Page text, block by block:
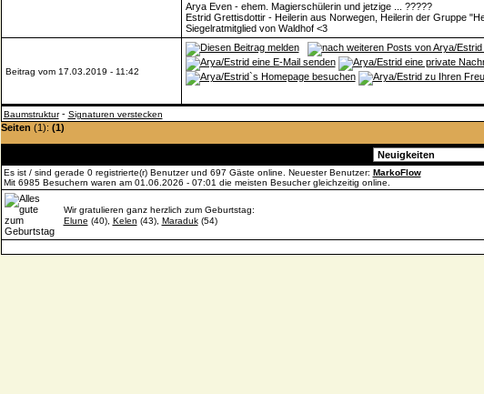
Arya Even - ehem. Magierschülerin und jetzige ... ?????
Estrid Grettisdottir - Heilerin aus Norwegen, Heilerin der Gruppe
Siegelratmitglied von Waldhof <3
Beitrag vom 17.03.2019 - 11:42
Baumstruktur- Signaturen verstecken
Seiten (1): (1)
Es ist / sind gerade 0 registrierte(r) Benutzer und 697 Gäste online. Neuester Benutzer: MarkoFlow
Mit 6985 Besuchern waren am 01.06.2026 - 07:01 die meisten Besucher gleichzeitig online.
Wir gratulieren ganz herzlich zum Geburtstag:
Elune (40), Kelen (43), Maraduk(54)